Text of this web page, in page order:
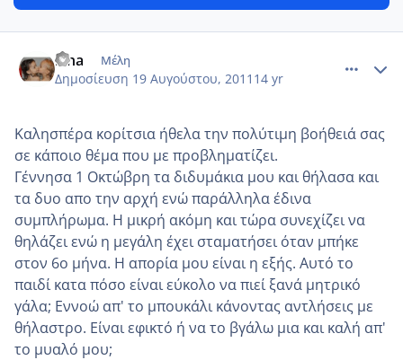
lena Μέλη
Δημοσίευση 19 Αυγούστου, 2011 14 yr
Καλησπέρα κορίτσια ήθελα την πολύτιμη βοήθειά σας
σε κάποιο θέμα που με προβληματίζει.
Γέννησα 1 Οκτώβρη τα διδυμάκια μου και θήλασα και
τα δυο απο την αρχή ενώ παράλληλα έδινα
συμπλήρωμα. Η μικρή ακόμη και τώρα συνεχίζει να
θηλάζει ενώ η μεγάλη έχει σταματήσει όταν μπήκε
στον 6ο μήνα. Η απορία μου είναι η εξής. Αυτό το
παιδί κατα πόσο είναι εύκολο να πιεί ξανά μητρικό
γάλα; Εννοώ απ' το μπουκάλι κάνοντας αντλήσεις με
θήλαστρο. Είναι εφικτό ή να το βγάλω μια και καλή απ'
το μυαλό μου;